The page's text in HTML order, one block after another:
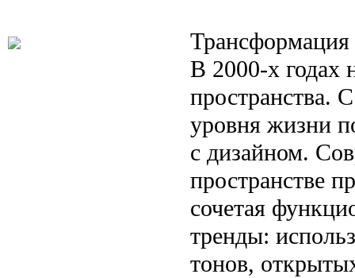
Трансформация
В 2000-х годах
пространства.
уровня жизни
с дизайном.
пространстве
сочетая
тренды:
тонов,